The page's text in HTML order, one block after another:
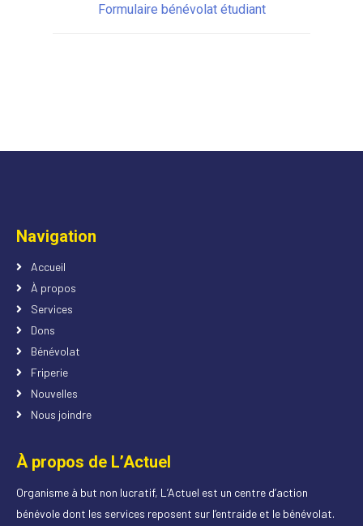
Formulaire bénévolat étudiant
Navigation
Accueil
À propos
Services
Dons
Bénévolat
Friperie
Nouvelles
Nous joindre
À propos de L’Actuel
Organisme à but non lucratif, L’Actuel est un centre d’action
bénévole dont les services reposent sur l’entraide et le bénévolat.